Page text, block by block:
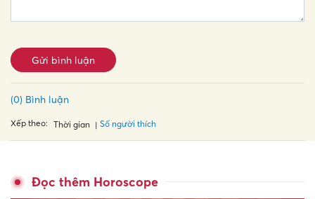
Gửi bình luận
(0) Bình luận
Xếp theo: Thời gian Số người thích
Đọc thêm Horoscope